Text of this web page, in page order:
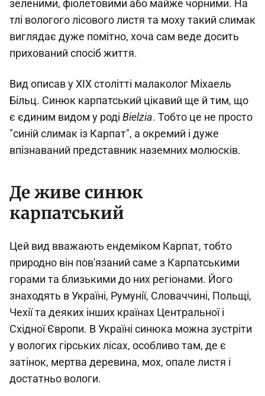
зеленими, фіолетовими або майже чорними. На
тлі вологого лісового листя та моху такий слимак
виглядає дуже помітно, хоча сам веде досить
прихований спосіб життя.
Вид описав у XIX столітті малаколог Міхаель
Більц. Синюк карпатський цікавий ще й тим, що
є єдиним видом у роді Bielzia. Тобто це не просто
"синій слимак із Карпат", а окремий і дуже
впізнаваний представник наземних молюсків.
Де живе синюк
карпатський
Цей вид вважають ендеміком Карпат, тобто
природно він пов'язаний саме з Карпатськими
горами та близькими до них регіонами. Його
знаходять в Україні, Румунії, Словаччині, Польщі,
Чехії та деяких інших країнах Центральної і
Східної Європи. В Україні синюка можна зустріти
у вологих гірських лісах, особливо там, де є
затінок, мертва деревина, мох, опале листя і
достатньо вологи.